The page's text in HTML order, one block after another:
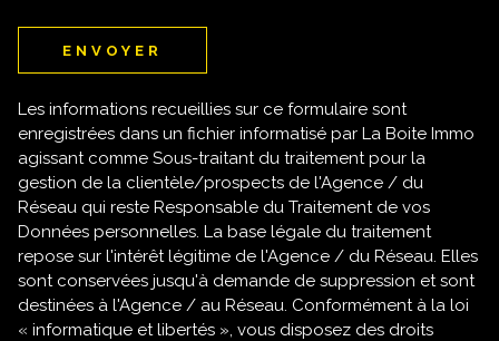
ENVOYER
Les informations recueillies sur ce formulaire sont
enregistrées dans un fichier informatisé par La Boite Immo
agissant comme Sous-traitant du traitement pour la
gestion de la clientèle/prospects de l'Agence / du
Réseau qui reste Responsable du Traitement de vos
Données personnelles. La base légale du traitement
repose sur l'intérêt légitime de l'Agence / du Réseau. Elles
sont conservées jusqu'à demande de suppression et sont
destinées à l'Agence / au Réseau. Conformément à la loi
« informatique et libertés », vous disposez des droits